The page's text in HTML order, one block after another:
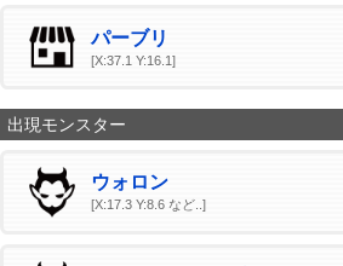
パーブリ
[X:37.1 Y:16.1]
出現モンスター
ウォロン
[X:17.3 Y:8.6 など..]